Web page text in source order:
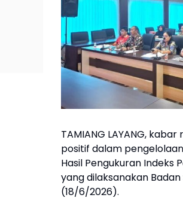
TAMIANG LAYANG,
positif dalam
Hasil Pengukuran Indeks
yang dilaksanakan
(18/6/2026).